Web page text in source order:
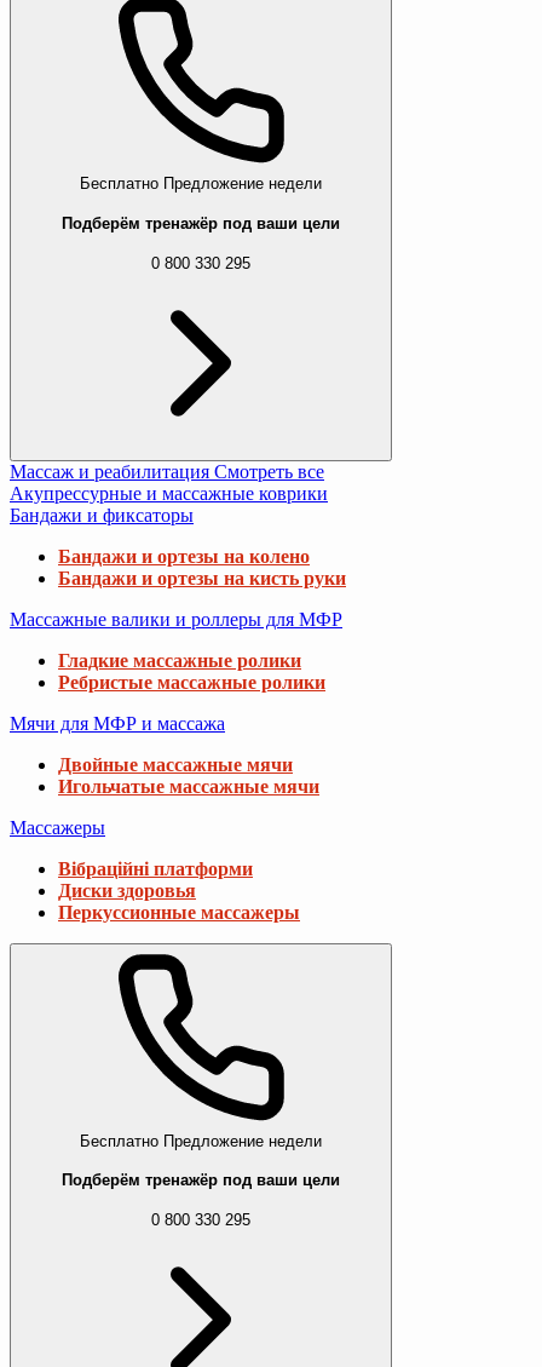
Бесплатно Предложение недели
Подберём тренажёр под ваши цели
0 800 330 295
Массаж и реабилитация Смотреть все
Акупрессурные и массажные коврики
Бандажи и фиксаторы
Бандажи и ортезы на колено
Бандажи и ортезы на кисть руки
Массажные валики и роллеры для МФР
Гладкие массажные ролики
Ребристые массажные ролики
Мячи для МФР и массажа
Двойные массажные мячи
Игольчатые массажные мячи
Массажеры
Вібраційні платформи
Диски здоровья
Перкуссионные массажеры
Бесплатно Предложение недели
Подберём тренажёр под ваши цели
0 800 330 295